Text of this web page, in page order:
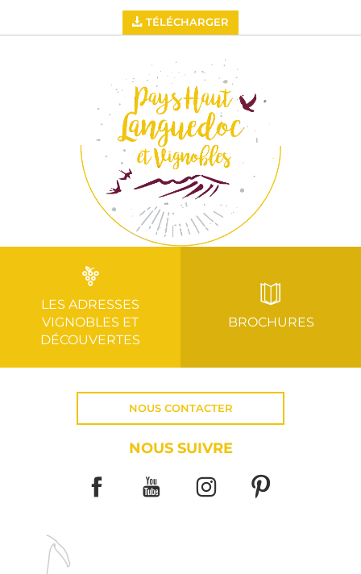
TÉLÉCHARGER
LES ADRESSES
VIGNOBLES ET
DÉCOUVERTES
BROCHURES
NOUS CONTACTER
NOUS SUIVRE